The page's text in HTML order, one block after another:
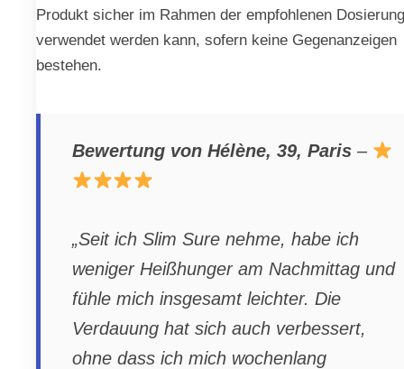
Produkt sicher im Rahmen der empfohlenen Dosierung
verwendet werden kann, sofern keine Gegenanzeigen
bestehen.
Bewertung von Hélène, 39, Paris –
„Seit ich Slim Sure nehme, habe ich
weniger Heißhunger am Nachmittag und
fühle mich insgesamt leichter. Die
Verdauung hat sich auch verbessert,
ohne dass ich mich wochenlang